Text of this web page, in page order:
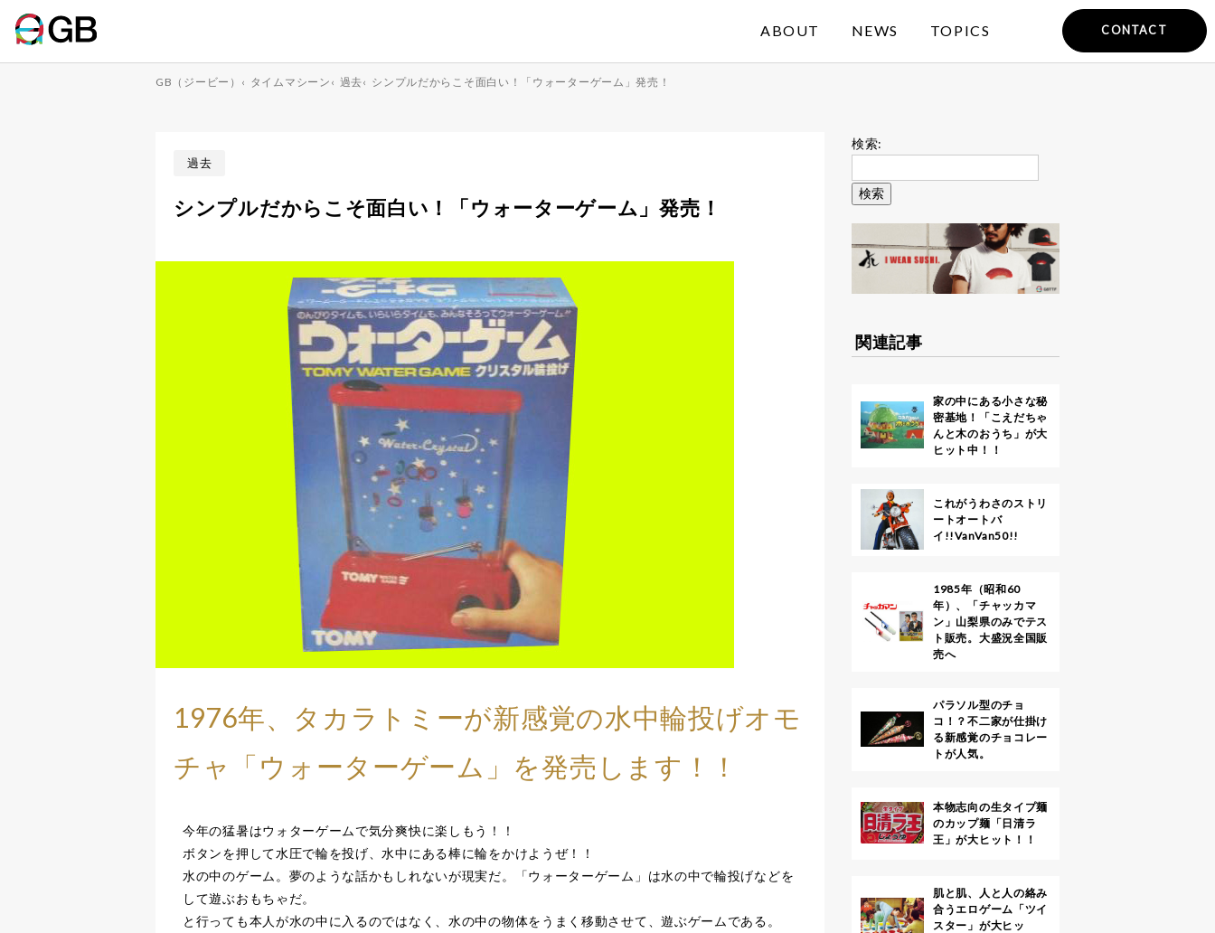
ABOUT NEWS TOPICS CONTACT
GB（ジービー） ‹ タイムマシーン ‹ 過去‹ シンプルだからこそ面白い！「ウォーターゲーム」発売！
過去
シンプルだからこそ面白い！「ウォーターゲーム」発売！
1976年、タカラトミーが新感覚の水中輪投げオモ
チャ「ウォーターゲーム」を発売します！！
今年の猛暑はウォターゲームで気分爽快に楽しもう！！
ボタンを押して水圧で輪を投げ、水中にある棒に輪をかけようぜ！！
水の中のゲーム。夢のような話かもしれないが現実だ。「ウォーターゲーム」は水の中で輪投げなどを
して遊ぶおもちゃだ。
と行っても本人が水の中に入るのではなく、水の中の物体をうまく移動させて、遊ぶゲームである。
検索:
関連記事
家の中にある小さな秘
密基地！「こえだちゃ
んと木のおうち」が大
ヒット中！！
これがうわさのストリ
ートオートバ
イ!!VanVan50!!
1985年（昭和60
年）、「チャッカマ
ン」山梨県のみでテス
ト販売。大盛況全国販
売へ
パラソル型のチョ
コ！？不二家が仕掛け
る新感覚のチョコレー
トが人気。
本物志向の生タイプ麺
のカップ麺「日清ラ
王」が大ヒット！！
肌と肌、人と人の絡み
合うエロゲーム「ツイ
スター」が大ヒッ